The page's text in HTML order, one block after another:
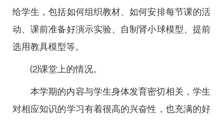
给学生，包括如何组织教材、如何安排每节课的活
动、课前准备好演示实验、自制肾小球模型、提前
选用教具模型等。
⑵课堂上的情况。
本学期的内容与学生身体发育密切相关，学生
对相应知识的学习有着很高的兴奋性，也充满的好